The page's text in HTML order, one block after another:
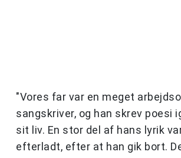
"Vores far var en meget
sangskriver, og han skrev poesi
sit liv. En stor del af hans lyrik
efterladt, efter at han gik bort.